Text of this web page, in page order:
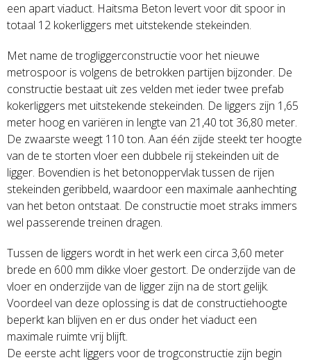
een apart viaduct. Haitsma Beton levert voor dit spoor in
totaal 12 kokerliggers met uitstekende stekeinden.
Met name de trogliggerconstructie voor het nieuwe
metrospoor is volgens de betrokken partijen bijzonder. De
constructie bestaat uit zes velden met ieder twee prefab
kokerliggers met uitstekende stekeinden. De liggers zijn 1,65
meter hoog en variëren in lengte van 21,40 tot 36,80 meter.
De zwaarste weegt 110 ton. Aan één zijde steekt ter hoogte
van de te storten vloer een dubbele rij stekeinden uit de
ligger. Bovendien is het betonoppervlak tussen de rijen
stekeinden geribbeld, waardoor een maximale aanhechting
van het beton ontstaat. De constructie moet straks immers
wel passerende treinen dragen.
Tussen de liggers wordt in het werk een circa 3,60 meter
brede en 600 mm dikke vloer gestort. De onderzijde van de
vloer en onderzijde van de ligger zijn na de stort gelijk.
Voordeel van deze oplossing is dat de constructiehoogte
beperkt kan blijven en er dus onder het viaduct een
maximale ruimte vrij blijft.
De eerste acht liggers voor de trogconstructie zijn begin